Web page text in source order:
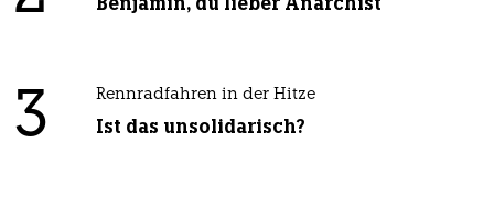
3 Rennradfahren in der Hitze
Ist das unsolidarisch?